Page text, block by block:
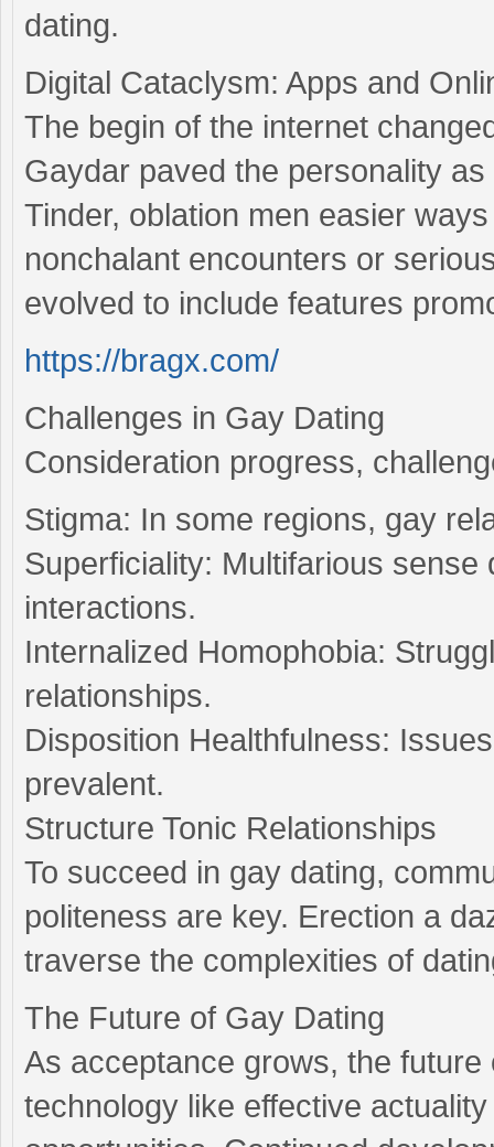
dating.
Digital Cataclysm: Apps and
The begin of the internet
Gaydar paved the personality
Tinder, oblation men easier
nonchalant encounters or
evolved to include features
https://bragx.com/
Challenges in Gay Dating
Consideration progress,
Stigma: In some regions, gay
Superficiality: Multifarious
interactions.
Internalized Homophobia:
relationships.
Disposition Healthfulness:
prevalent.
Structure Tonic Relationships
To succeed in gay dating,
politeness are key. Erection a
traverse the complexities of
The Future of Gay Dating
As acceptance grows, the
technology like effective